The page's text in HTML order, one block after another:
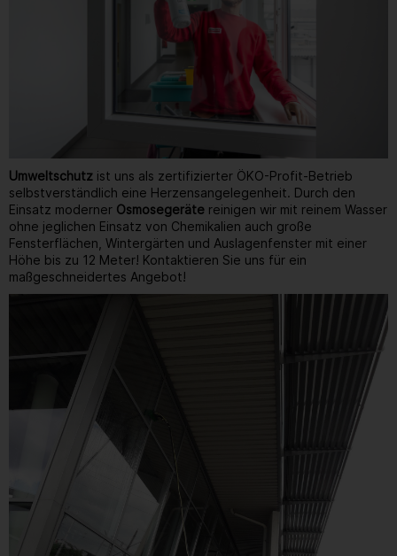
Umweltschutz ist uns als zertifizierter ÖKO-Profit-Betrieb
selbstverständlich eine Herzensangelegenheit. Durch den
Einsatz moderner Osmosegeräte reinigen wir mit reinem Wasser
ohne jeglichen Einsatz von Chemikalien auch große
Fensterflächen, Wintergärten und Auslagenfenster mit einer
Höhe bis zu 12 Meter! Kontaktieren Sie uns für ein
maßgeschneidertes Angebot!